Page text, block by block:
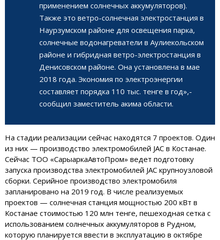
применением солнечных аккумуляторов).
Также это ветро-солнечная электростанция в
Наурзумском районе для освещения парка,
солнечные водонагреватели в Аулиекольском
районе и гибридная ветро-электростанция в
Денисовском районе. Она установлена в мае
2018 года. Экономия по электроэнергии
составляет порядка 110 тыс. тенге в год»,-
сообщил заместитель акима области.
На стадии реализации сейчас находятся 7 проектов. Один
из них — производство электромобилей JAC в Костанае.
Сейчас ТОО «СарыаркаАвтоПром» ведет подготовку
запуска производства электромобилей JAC крупноузловой
сборки. Серийное производство электромобиля
запланировано на 2019 год. В числе реализуемых
проектов — солнечная станция мощностью 200 кВт в
Костанае стоимостью 120 млн тенге, пешеходная сетка с
использованием солнечных аккумуляторов в Рудном,
которую планируется ввести в эксплуатацию в октябре